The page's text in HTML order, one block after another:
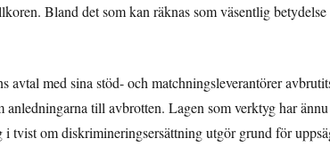
Bland det som kan räknas som väsentlig
avtal med sina stöd- och matchningsleverantörer
till avbrotten. Lagen som verktyg har
tvist om diskrimineringsersättning utgör grund för